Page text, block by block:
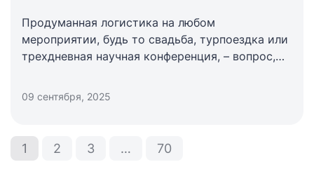
Продуманная логистика на любом
мероприятии, будь то свадьба, турпоездка или
трехдневная научная конференция, – вопрос,
Малейшие заминки в пути моментально сеют
хаос и портят впечатление у участников.
отеля позволит не выбиться из графика и
своевременно доставить всех в нужное место.
09 сентября, 2025
1 2 3 … 70